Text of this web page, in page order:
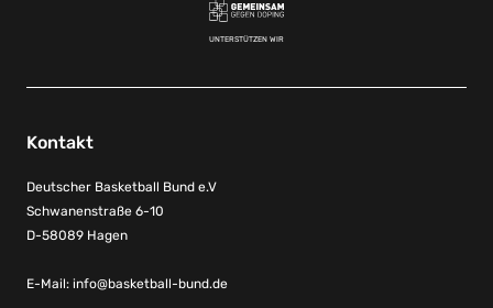
UNTERSTÜTZEN WIR
Kontakt
Deutscher Basketball Bund e.V
Schwanenstraße 6-10
D-58089 Hagen
E-Mail: info@basketball-bund.de